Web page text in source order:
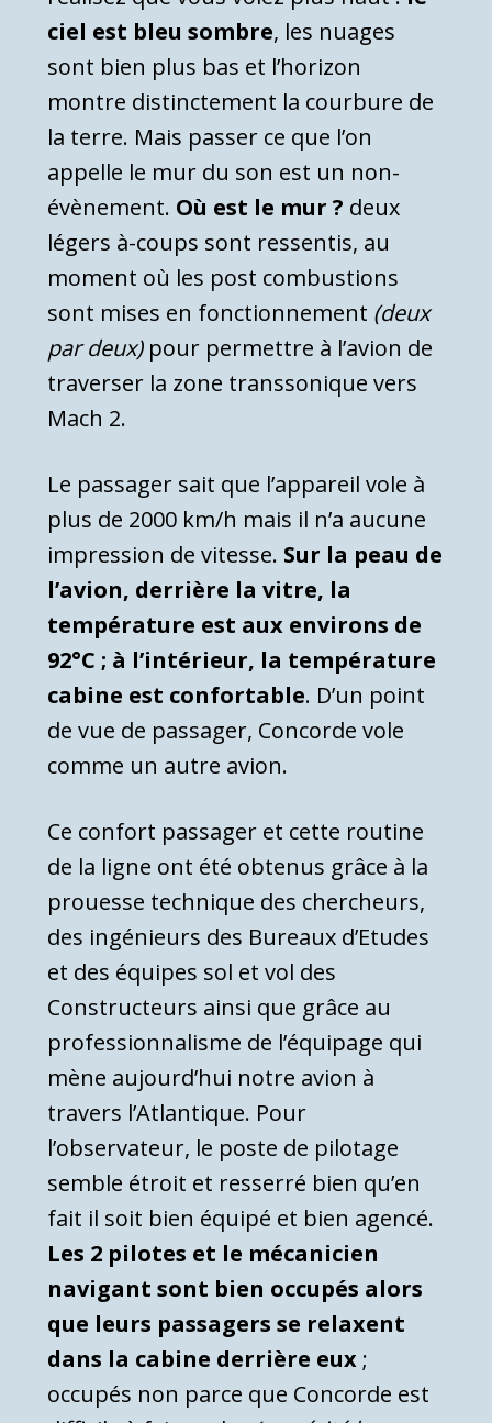
ciel est bleu sombre, les nuages
sont bien plus bas et l’horizon
montre distinctement la courbure de
la terre. Mais passer ce que l’on
appelle le mur du son est un non-
évènement. Où est le mur ? deux
légers à-coups sont ressentis, au
moment où les post combustions
sont mises en fonctionnement (deux
par deux)pour permettre à l’avion de
traverser la zone transsonique vers
Mach 2.
Le passager sait que l’appareil vole à
plus de 2000 km/h mais il n’a aucune
impression de vitesse. Sur la peau de
l’avion, derrière la vitre, la
température est aux environs de
92°C ; à l’intérieur, la température
cabine est confortable. D’un point
de vue de passager, Concorde vole
comme un autre avion.
Ce confort passager et cette routine
de la ligne ont été obtenus grâce à la
prouesse technique des chercheurs,
des ingénieurs des Bureaux d’Etudes
et des équipes sol et vol des
Constructeurs ainsi que grâce au
professionnalisme de l’équipage qui
mène aujourd’hui notre avion à
travers l’Atlantique. Pour
l’observateur, le poste de pilotage
semble étroit et resserré bien qu’en
fait il soit bien équipé et bien agencé.
Les 2 pilotes et le mécanicien
navigant sont bien occupés alors
que leurs passagers se relaxent
dans la cabine derrière eux ;
occupés non parce que Concorde est